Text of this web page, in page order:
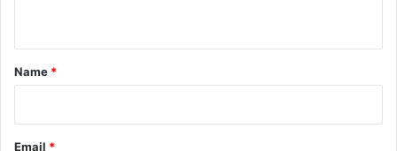
*
Name *
Email *